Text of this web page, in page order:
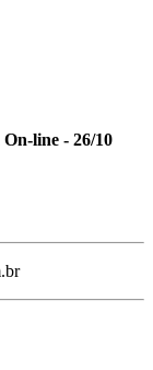
line - 26/10